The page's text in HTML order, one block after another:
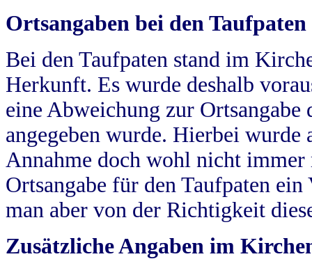
Ortsangaben bei den Taufpaten
Bei den Taufpaten stand im
Herkunft. Es wurde deshalb
eine Abweichung zur
angegeben wurde. Hierbei wurde
Annahme doch wohl nicht
Ortsangabe für den Taufpaten
man aber von der Richtigkeit
Zusätzliche Angaben im